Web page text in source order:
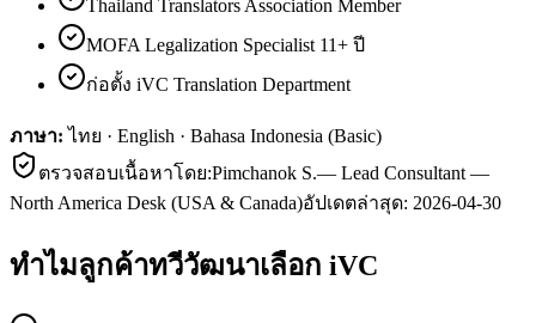
Thailand Translators Association Member
MOFA Legalization Specialist 11+ ปี
ก่อตั้ง iVC Translation Department
ภาษา: ไทย · English · Bahasa Indonesia (Basic)
ตรวจสอบเนื้อหาโดย:Pimchanok S.— Lead Consultant —
North America Desk (USA & Canada)อัปเดตล่าสุด: 2026-04-30
ทำไมลูกค้าทวีวัฒนาเลือก iVC